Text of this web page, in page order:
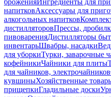
броженияИнгредиенты для
напитковАксессуары для
алкогольных напитков
дистилляторовПрессы,
пивоваренияДистилляторы
инвентарьШвабры, насадки
для уборкиТурки, заварочные
кофейникиЧайники для плиты
для чайников, электрочайников
кувшиныХозяйственные
прищепкиГладильные доски